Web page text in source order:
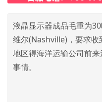
液晶显示器成品毛重为
维尔(Nashville)，要求
地区得海洋运输公司前
事情。